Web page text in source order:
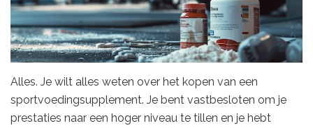
Alles. Je wilt alles weten over het kopen van een
sportvoedingsupplement. Je bent vastbesloten om je
prestaties naar een hoger niveau te tillen en je hebt